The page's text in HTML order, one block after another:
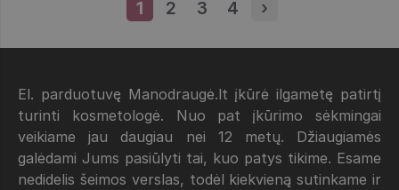
Puslapis
1 Puslapis
2 Puslapis
3 Puslapis
4 Next page
›
El. parduotuvę Manodraugė.lt įkūrė ilgametę patirtį
turinti kosmetologė. Nuo pat įkūrimo sėkmingai
veikiame jau daugiau nei 12 metų. Džiaugiamės
galėdami Jums pasiūlyti tai, kuo patys tikime. Esame
nedidelis šeimos verslas, todėl kiekvieną sutinkame ir